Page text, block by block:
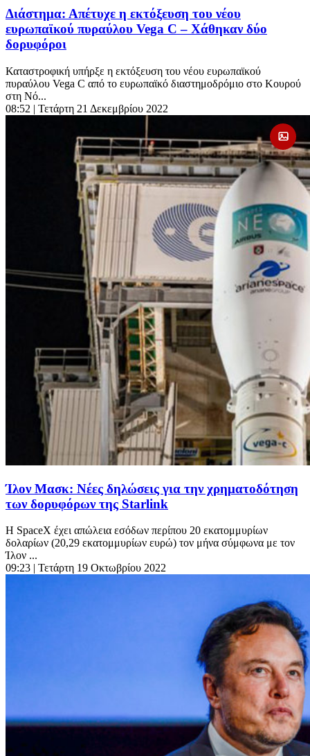
Διάστημα: Απέτυχε η εκτόξευση του νέου
ευρωπαϊκού πυραύλου Vega C – Χάθηκαν δύο
δορυφόροι
Καταστροφική υπήρξε η εκτόξευση του νέου ευρωπαϊκού
πυραύλου Vega C από το ευρωπαϊκό διαστημοδρόμιο στο Κουρού
στη Νό...
08:52 | Τετάρτη 21 Δεκεμβρίου 2022
Ίλον Μασκ: Νέες δηλώσεις για την χρηματοδότηση
των δορυφόρων της Starlink
Η SpaceX έχει απώλεια εσόδων περίπου 20 εκατομμυρίων
δολαρίων (20,29 εκατομμυρίων ευρώ) τον μήνα σύμφωνα με τον
Ίλον ...
09:23 | Τετάρτη 19 Οκτωβρίου 2022